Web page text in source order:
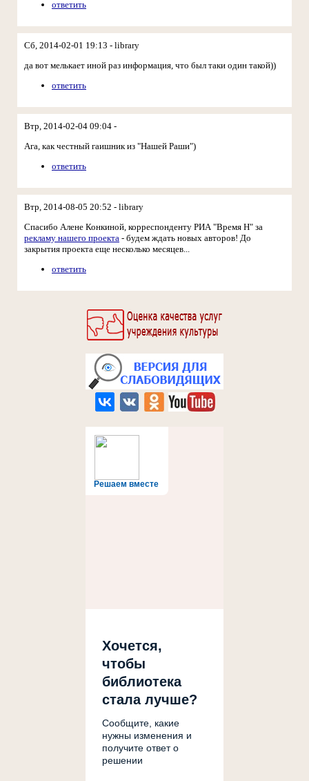
Решаем вместе
Хочется,
чтобы
библиотека
стала лучше?
Сообщите, какие
нужны изменения и
получите ответ о
решении
ответить
Сб, 2014-02-01 19:13 - library
да вот мелькает иной раз информация, что был таки один такой))
ответить
Втр, 2014-02-04 09:04 -
Ага, как честный гаишник из "Нашей Раши")
ответить
Втр, 2014-08-05 20:52 - library
Спасибо Алене Конкиной, корреспонденту РИА "Время Н" за
рекламу нашего проекта - будем ждать новых авторов! До
закрытия проекта еще несколько месяцев...
ответить